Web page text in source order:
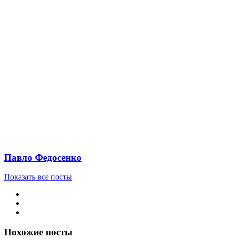
Павло Федосенко
Показать все посты
Похожие посты